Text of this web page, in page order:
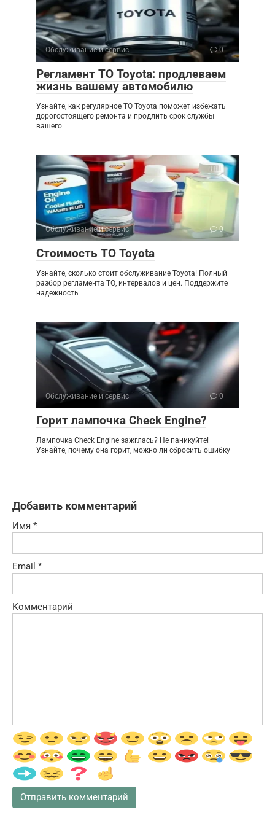
Обслуживание и сервис 0
Регламент ТО Toyota: продлеваем
жизнь вашему автомобилю
Узнайте, как регулярное ТО Toyota поможет избежать
дорогостоящего ремонта и продлить срок службы
вашего
Обслуживание и сервис 0
Стоимость ТО Toyota
Узнайте, сколько стоит обслуживание Toyota! Полный
разбор регламента ТО, интервалов и цен. Поддержите
надежность
Обслуживание и сервис 0
Горит лампочка Check Engine?
Лампочка Check Engine зажглась? Не паникуйте!
Узнайте, почему она горит, можно ли сбросить ошибку
Добавить комментарий
Имя *
Email *
Комментарий